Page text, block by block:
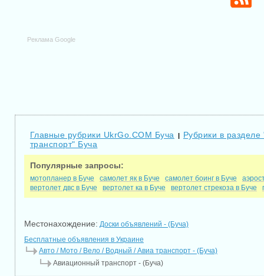
Реклама Google
Главные рубрики UkrGo.COM Буча | Рубрики в
транспорт" Буча
Популярные запросы:
мотопланер в Буче самолет як в Буче самолет боинг в Буче
вертолет двс в Буче
вертолет ка в Буче вертолет стрекоза в Буче
Местонахождение: Доски объявлений - (Буча)
Бесплатные объявления в Украине
Авто / Мото / Вело / Водный / Авиа транспорт - (Буча)
Авиационный транспорт - (Буча)